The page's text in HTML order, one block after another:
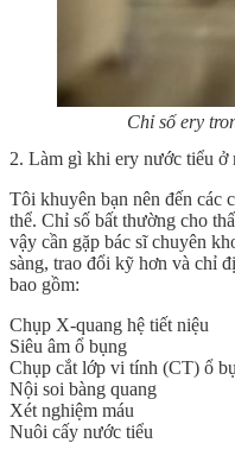
Chỉ số ery
2. Làm gì khi ery nước tiểu ở
Tôi khuyên bạn nên đến các
thể. Chỉ số bất thường cho
vậy cần gặp bác sĩ chuyên
sàng, trao đổi kỹ hơn và chỉ
bao gồm:
Chụp X-quang hệ tiết niệu
Siêu âm ổ bụng
Chụp cắt lớp vi tính (CT) ổ
Nội soi bàng quang
Xét nghiệm máu
Nuôi cấy nước tiểu